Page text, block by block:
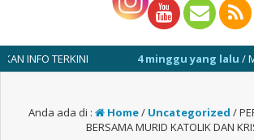
4 minggu yang lalu/ MPLS 13-17
Anda ada di : Home/ Uncategorized /
BERSAMA MURID KATOLIK DAN